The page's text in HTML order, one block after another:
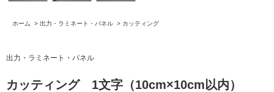
ホーム > 出力・ラミネート・パネル > カッティング
出力・ラミネート・パネル
カッティング 1文字（10cm×10cm以内）